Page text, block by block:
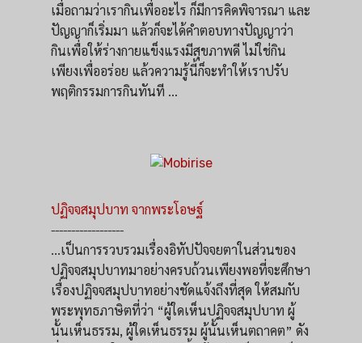
เมื่อถามว่าเรากินเพื่ออะไร ก็มีการคิดพิจารณา และ
ปัญญาก็เริ่มมา แล้วก็จะได้คำตอบทางปัญญาว่า
กินเพื่อให้ร่างกายแข็งแรงมีสุขภาพดี ไม่ใช่กิน
เพียงเพื่ออร่อย แล้วความรู้นี้ก็จะทำให้เราปรับ
พฤติกรรมการกินทันที ...
ปฏิจจสมุปบาท จากพระโอษฐ์
------------------
...เป็นการรวบรวมเรื่องอิทัปปัจจยตาในส่วนของ
ปฏิจจสมุปบาทมาอย่างครบถ้วนเพียงพอที่จะศึกษา
เรื่องปฏิจจสมุปบาทอย่างชัดแจ้งถึงที่สุด ให้สมกับ
พระพุทธภาษิตที่ว่า “ผู้ใดเห็นปฏิจจสมุปบาท ผู้
นั้นเห็นธรรม, ผู้ใดเห็นธรรม ผู้นั้นเห็นตถาคต” ดัง